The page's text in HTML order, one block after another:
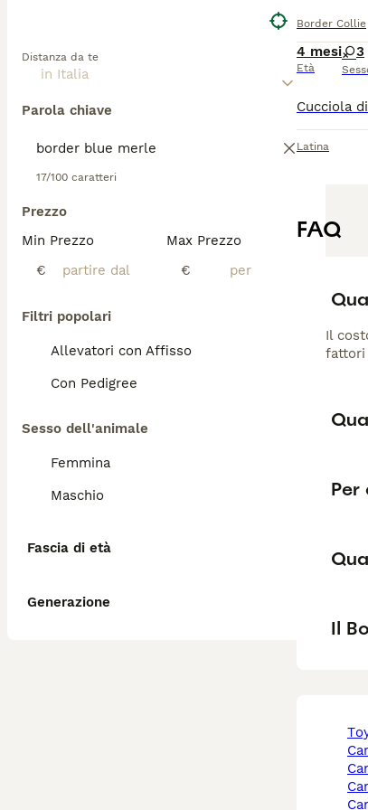
Distanza da te
Parola chiave
17/100 caratteri
Prezzo
Min Prezzo
€
Max Prezzo
€
Filtri popolari
Allevatori con Affisso
Con Pedigree
Sesso dell'animale
Femmina
Maschio
Fascia di età
Generazione
Border Collie
4 mesi
Età
3
Latina
FAQ
Il
fattori
Per
Il